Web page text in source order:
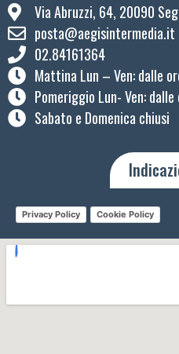
Via Abruzzi, 64, 20090
posta@aegisintermedia.it
02.84161364
Mattina Lun – Ven: ​dalle
Pomeriggio Lun- Ven:
Sabato e Domenica chiusi
Privacy Policy Cookie Policy